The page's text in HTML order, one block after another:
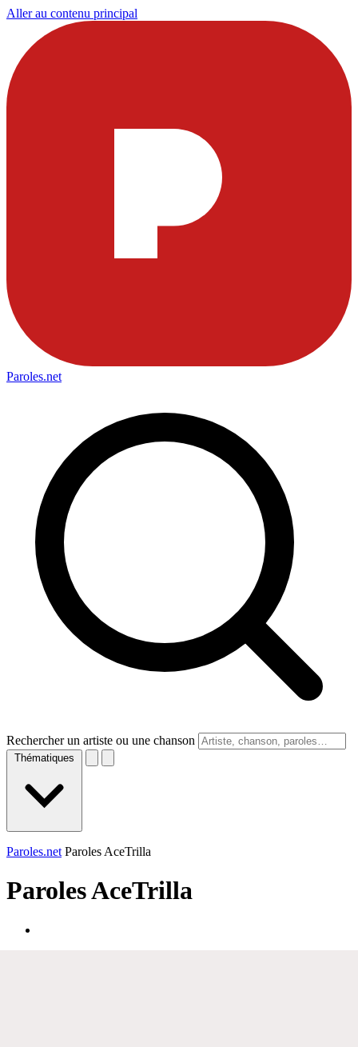
Aller au contenu principal
Paroles.net
Rechercher un artiste ou une chanson
Thématiques
Paroles.net Paroles AceTrilla
ParolesAceTrilla